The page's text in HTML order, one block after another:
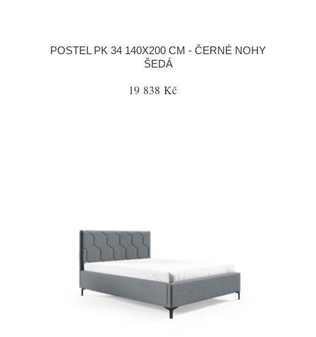
POSTEL PK 34 140X200 CM - ČERNÉ NOHY
ŠEDÁ
19 838 Kč